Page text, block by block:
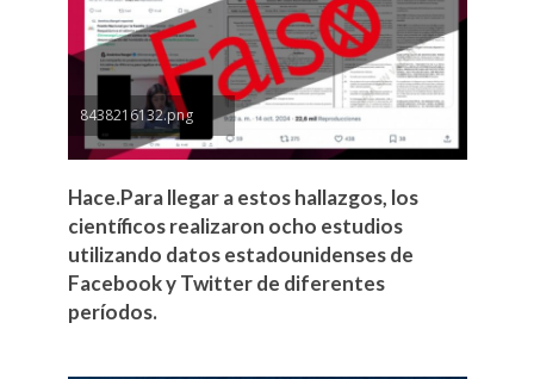
8438216132.png
Hace.Para llegar a estos hallazgos, los
científicos realizaron ocho estudios
utilizando datos estadounidenses de
Facebook y Twitter de diferentes
períodos.